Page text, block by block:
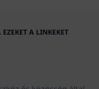
A LINKEKET